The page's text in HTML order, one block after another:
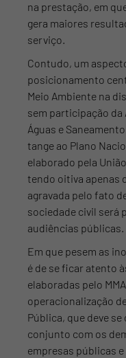
na prestação, em
gera maiores
serviço.
Contudo, um
posicionamento
Meio Ambiente na
sem participação da
Águas e
tange ao Plano
elaborado pela
tendo oitiva apenas
agravada pelo fato
sociedade civil será
audiências públicas.
Em que pesem as
é de se ficar atento
elaboradas pelo
operacionalização
Pública, que deve
conjunto com os
empresas públicas